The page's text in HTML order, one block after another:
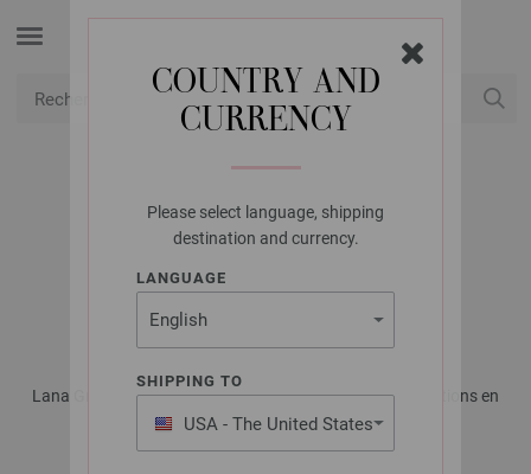
COUNTRY AND
CURRENCY
Please select language, shipping
destination and currency.
LANGUAGE
SHIPPING TO
USA - The United States
of America
LANA GROSSA
GILET À MANCHES
COURTES TWINNY
Lana Grossa KIDS No. 14 - Magazine allemand + explications en
français | Modèle 31